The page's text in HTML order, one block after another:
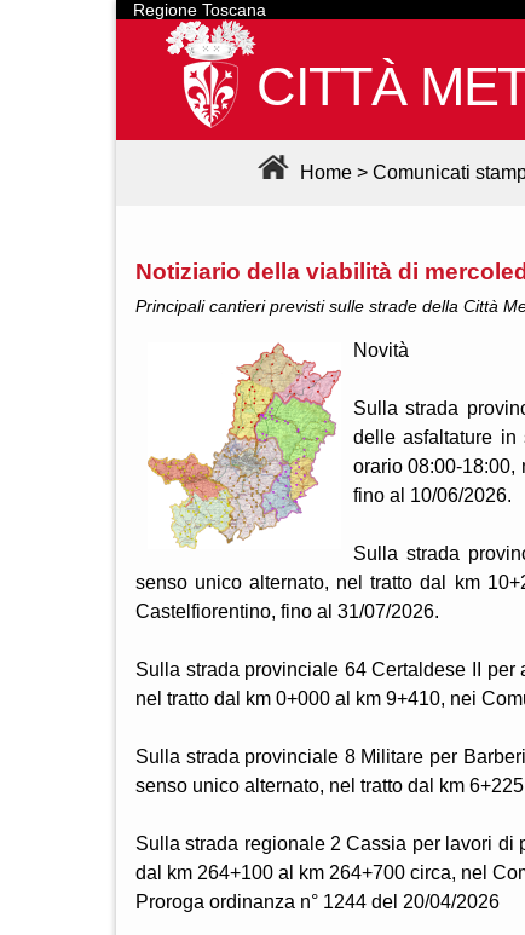
Regione Toscana
CITTÀ
Home > Comunicati
Notiziario della viabilità di
Principali cantieri previsti sulle strade della Città
Novità
Sulla strada
delle asfaltature in
orario 08:00-18:00,
fino al 10/06/2026.
Sulla strada
senso unico alternato, nel tratto dal km
Castelfiorentino, fino al 31/07/2026.
Sulla strada provinciale 64 Certaldese II
nel tratto dal km 0+000 al km 9+410, nei
Sulla strada provinciale 8 Militare per
senso unico alternato, nel tratto dal km
Sulla strada regionale 2 Cassia per lavori di
dal km 264+100 al km 264+700 circa, nel
Proroga ordinanza n° 1244 del 20/04/2026